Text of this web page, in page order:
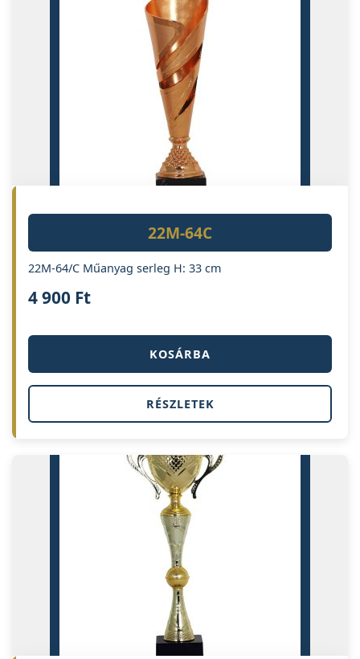
22M-64C
22M-64/C Műanyag serleg H: 33 cm
4 900 Ft
KOSÁRBA
RÉSZLETEK